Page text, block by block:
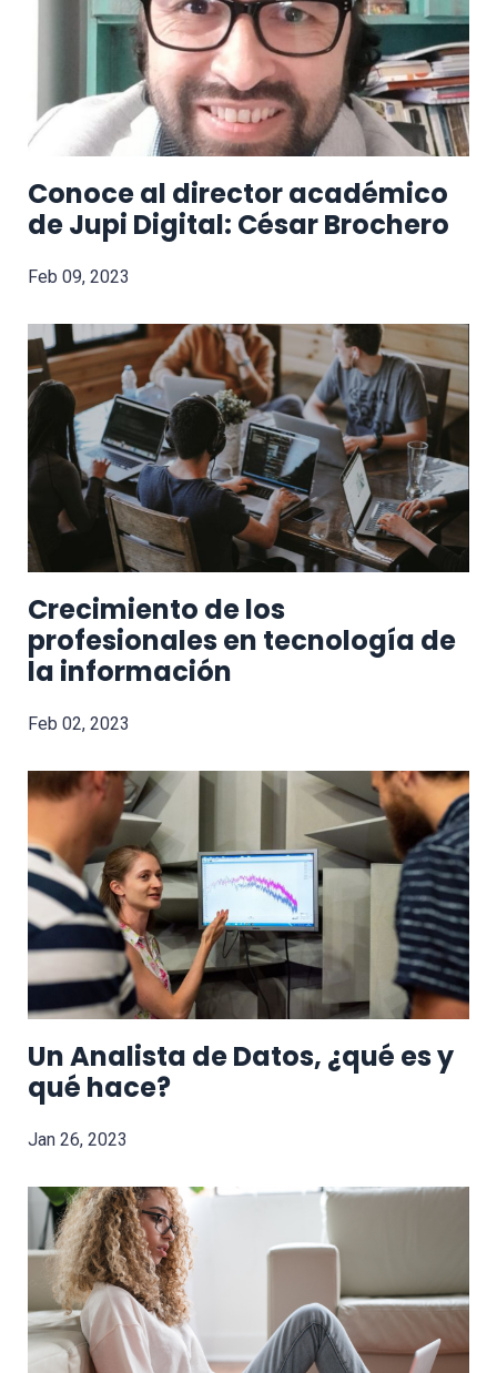
Conoce al director académico
de Jupi Digital: César Brochero
Feb 09, 2023
Crecimiento de los
profesionales en tecnología de
la información
Feb 02, 2023
Un Analista de Datos, ¿qué es y
qué hace?
Jan 26, 2023